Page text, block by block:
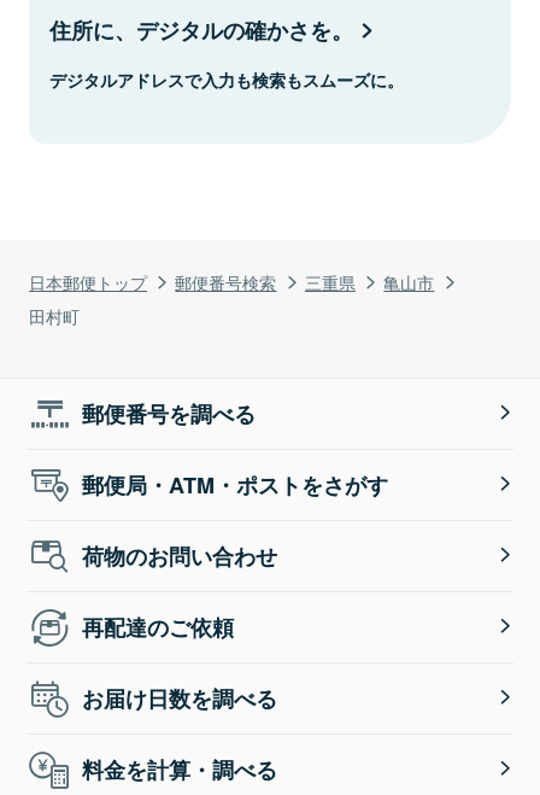
日本郵便トップ 郵便番号検索 三重県
亀山市
田村町
住所に、デジタルの確かさを。
デジタルアドレスで入力も検索もスムーズに。
郵便番号を調べる
郵便局・ATM・ポストをさがす
荷物のお問い合わせ
再配達のご依頼
お届け日数を調べる
料金を計算・調べる